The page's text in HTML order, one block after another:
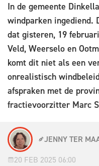
In de gemeente
windparken ingediend.
dat gisteren, 19
Veld, Weerselo en
komt dit niet als een
onrealistisch
afspraken met de
fractievoorzitter Marc
JENNY TER
20 FEB 2025 06:00